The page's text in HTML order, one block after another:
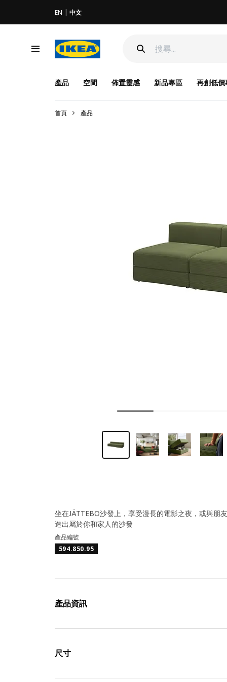
EN 中文
產品 空間 佈置靈感 新品專區 再創低價
首頁 產品
坐在JÄTTEBO沙發上，享受漫長的電影之夜，或與朋
造出屬於你和家人的沙發
產品編號
594.850.95
產品資訊
尺寸